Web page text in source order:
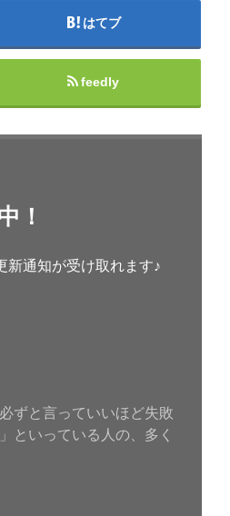
はてブ
feedly
！
新通知が受け取れます♪
ずと言っていいほど失敗
といっている人の、多く